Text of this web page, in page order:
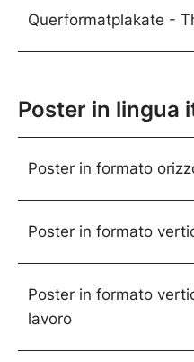
Querformatplakate -
Poster in lingua
Poster in formato
Poster in formato
Poster in formato
lavoro